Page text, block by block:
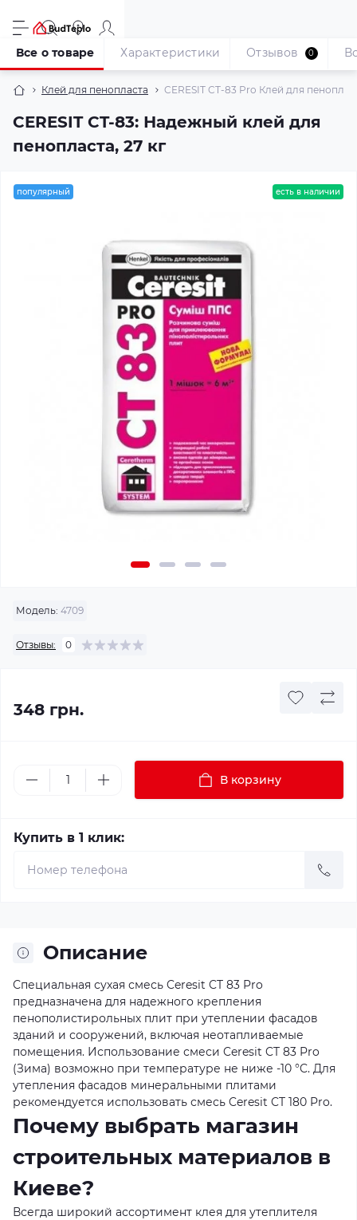
Клей для пенопласта CERESIT CT-83 Pro Клей для
CERESIT CT-83: Надежный клей для
пенопласта, 27 кг
Все о товаре Характеристики Отзывов 0
популярный есть в наличии
Модель: 4709
Отзывы: 0
348 грн.
В корзину
Купить в 1 клик:
Описание
Специальная сухая смесь Ceresit CT 83 Pro
предназначена для надежного крепления
пенополистирольных плит при утеплении фасадов
зданий и сооружений, включая неотапливаемые
помещения. Использование смеси Ceresit CT 83 Pro
(Зима) возможно при температуре не ниже -10 °C. Для
утепления фасадов минеральными плитами
рекомендуется использовать смесь Ceresit CT 180 Pro.
Почему выбрать магазин
строительных материалов в
Киеве?
Всегда широкий ассортимент клея для утеплителя